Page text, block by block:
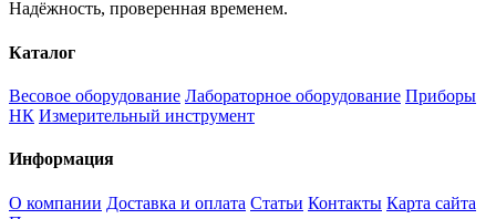
Надёжность, проверенная временем.
Каталог
Весовое оборудование Лабораторное оборудование Приборы
НК Измерительный инструмент
Информация
О компании Доставка и оплата Статьи Контакты Карта сайта